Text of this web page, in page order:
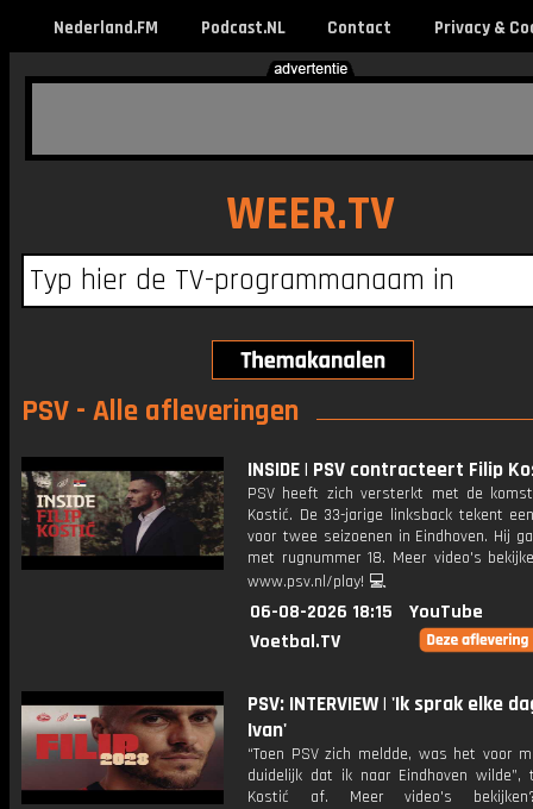
Nederland.FM Podcast.NL Contact Privacy &
WEER.TV
PSV - Alle afleveringen
INSIDE | PSV contracteert Filip
PSV heeft zich versterkt met de
Kostić. De 33-jarige linksback tekent
voor twee seizoenen in Eindhoven. Hij
met rugnummer 18. Meer video's
www.psv.nl/play! 💻
06-08-2026 18:15
YouTube
Voetbal.TV
PSV: INTERVIEW | 'Ik sprak elke
Ivan'
“Toen PSV zich meldde, was het voor
duidelijk dat ik naar Eindhoven wilde”,
Kostić af. Meer video's